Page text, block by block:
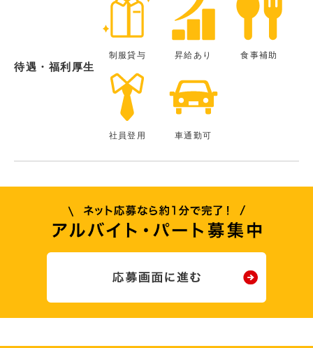
待遇・福利厚生
制服貸与 昇給あり 食事補助
社員登用 車通勤可